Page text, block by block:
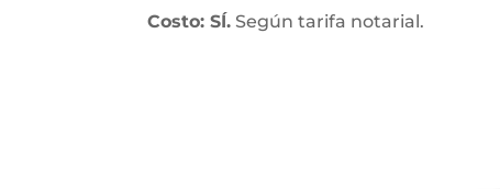
Costo: SÍ. Según tarifa notarial.